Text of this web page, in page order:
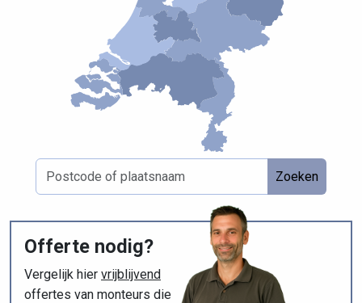
Zoeken
Offerte nodig?
Vergelijk hier vrijblijvend
offertes van monteurs die